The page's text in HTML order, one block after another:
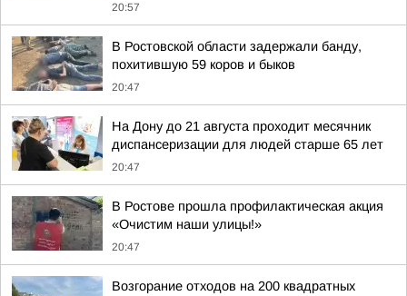
20:57
В Ростовской области задержали банду,
похитившую 59 коров и быков
20:47
На Дону до 21 августа проходит месячник
диспансеризации для людей старше 65 лет
20:47
В Ростове прошла профилактическая акция
«Очистим наши улицы!»
20:47
Возгорание отходов на 200 квадратных